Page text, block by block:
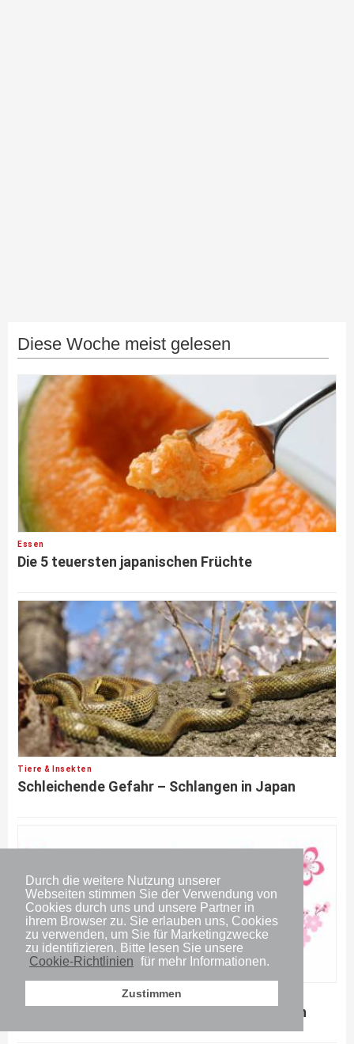
Durch die weitere Nutzung unserer
Webseiten stimmen Sie der Verwendung von
Cookies durch uns und unsere Partner in
ihrem Browser zu. Sie erlauben uns, Cookies
zu verwenden, um Sie für Marketingzwecke
zu identifizieren. Bitte lesen Sie unsere
Cookie-Richtlinien für mehr Informationen.
Zustimmen
Diese Woche meist gelesen
Essen
Die 5 teuersten japanischen Früchte
Tiere & Insekten
Schleichende Gefahr – Schlangen in Japan
Kirschblüte: Diese 10 Sorten blühen in Japan